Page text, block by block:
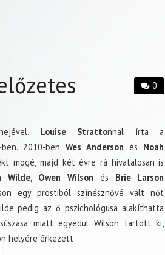
0
Louise Strattonnal írta a
ben. 2010-benWes Anderson és Noah
mögé, majd két évre rá hivatalosan is
Wilde, Owen Wilson és Brie Larson
egy prostiból színésznővé vált nőt
pedig az ő pszichológusa alakíthatta
miatt egyedül Wilson tartott ki,
helyére érkezett